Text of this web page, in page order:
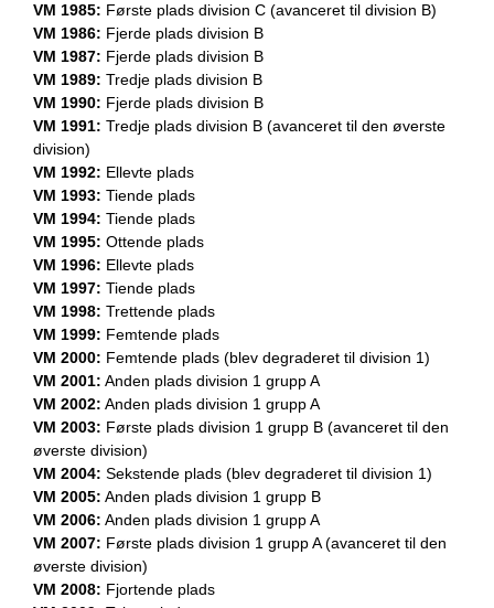
VM 1985: Første plads division C (avanceret til division B)
VM 1986: Fjerde plads division B
VM 1987: Fjerde plads division B
VM 1989: Tredje plads division B
VM 1990: Fjerde plads division B
VM 1991: Tredje plads division B (avanceret til den øverste
division)
VM 1992: Ellevte plads
VM 1993: Tiende plads
VM 1994: Tiende plads
VM 1995: Ottende plads
VM 1996: Ellevte plads
VM 1997: Tiende plads
VM 1998: Trettende plads
VM 1999: Femtende plads
VM 2000: Femtende plads (blev degraderet til division 1)
VM 2001: Anden plads division 1 grupp A
VM 2002: Anden plads division 1 grupp A
VM 2003: Første plads division 1 grupp B (avanceret til den
øverste division)
VM 2004: Sekstende plads (blev degraderet til division 1)
VM 2005: Anden plads division 1 grupp B
VM 2006: Anden plads division 1 grupp A
VM 2007: Første plads division 1 grupp A (avanceret til den
øverste division)
VM 2008: Fjortende plads